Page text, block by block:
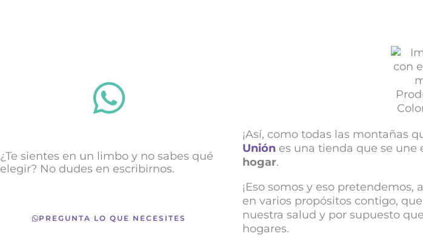
¿Te sientes en un limbo y no sabes qué
elegir? No dudes en escribirnos.
PREGUNTA LO QUE NECESITES
¡Así, como todas las montañas
Uniónes una tienda que se une
hogar.
¡Eso somos y eso
en varios propósitos contigo,
nuestra salud y por supuesto
hogares.